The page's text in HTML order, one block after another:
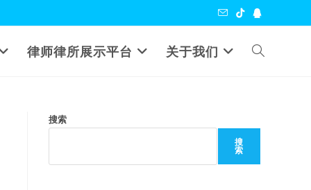
律师律所展示平台 关于我们 Toggle
搜索
搜
索